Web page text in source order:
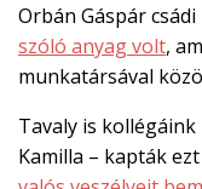
Orbán Gáspár
szóló anyag volt,
munkatársával
Tavaly is
Kamilla – kapták